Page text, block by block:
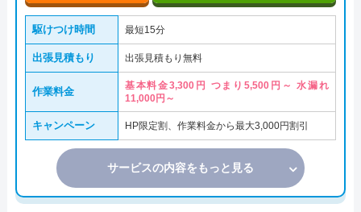
駆けつけ時間 最短15分
出張見積もり 出張見積もり無料
作業料金
基本料金3,300円 つまり5,500円～ 水漏れ
11,000円～
キャンペーン HP限定割、作業料金から最大3,000円割引
サービスの内容をもっと見る